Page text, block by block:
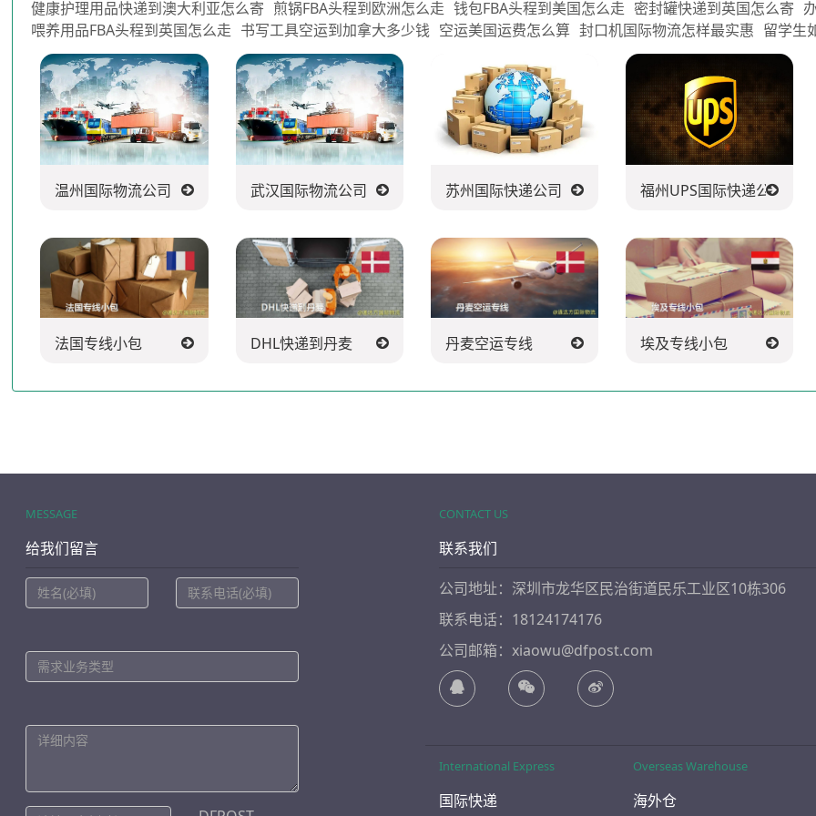
健康护理用品快递到澳大利亚怎么寄 煎锅FBA头程到欧洲怎么走 钱包FBA头程到美国怎么走 密封罐快递到英国怎么寄
喂养用品FBA头程到英国怎么走 书写工具空运到加拿大多少钱 空运美国运费怎么算 封口机国际物流怎样最实惠 留学生
温州国际物流公司 武汉国际物流公司 苏州国际快递公司 福州UPS国际快递公司
法国专线小包 DHL快递到丹麦 丹麦空运专线 埃及专线小包
MESSAGE
给我们留言
CONTACT US
联系我们
公司地址：深圳市龙华区民治街道民乐工业区10栋306
联系电话：18124174176
公司邮箱：xiaowu@dfpost.com
International Express
国际快递
Overseas Warehouse
海外仓